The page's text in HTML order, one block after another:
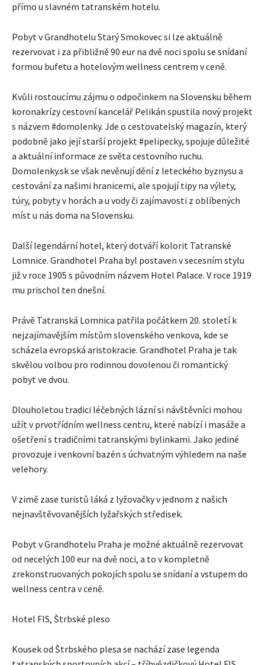
přímo u slavném tatranském hotelu.
Pobyt v Grandhotelu Starý Smokovec si lze aktuálně
rezervovat i za přibližně 90 eur na dvě noci spolu se snídaní
formou bufetu a hotelovým wellness centrem v ceně.
Kvůli rostoucímu zájmu o odpočinkem na Slovensku během
koronakrízy cestovní kancelář Pelikán spustila nový projekt
s názvem #domolenky. Jde o cestovatelský magazín, který
podobně jako její starší projekt #pelipecky, spojuje důležité
a aktuální informace ze světa cestovního ruchu.
Domolenky.sk se však nevěnují dění z leteckého byznysu a
cestování za našimi hranicemi, ale spojují tipy na výlety,
túry, pobyty v horách a u vody či zajímavosti z oblíbených
míst u nás doma na Slovensku.
Další legendární hotel, který dotváří kolorit Tatranské
Lomnice. Grandhotel Praha byl postaven v secesním stylu
již v roce 1905 s původním názvem Hotel Palace. V roce 1919
mu prischol ten dnešní.
Právě Tatranská Lomnica patřila počátkem 20. století k
nejzajímavějším místům slovenského venkova, kde se
scházela evropská aristokracie. Grandhotel Praha je tak
skvělou volbou pro rodinnou dovolenou či romantický
pobyt ve dvou.
Dlouholetou tradici léčebných lázní si návštěvníci mohou
užít v prvotřídním wellness centru, které nabízí i masáže a
ošetření s tradičními tatranskými bylinkami. Jako jediné
provozuje i venkovní bazén s úchvatným výhledem na naše
velehory.
V zimě zase turistů láká z lyžovačky v jednom z našich
nejnavštěvovanějších lyžařských středisek.
Pobyt v Grandhotelu Praha je možné aktuálně rezervovat
od necelých 100 eur na dvě noci, a to v kompletně
zrekonstruovaných pokojích spolu se snídaní a vstupem do
wellness centra v ceně.
Hotel FIS, Štrbské pleso
Kousek od Štrbského plesa se nachází zase legenda